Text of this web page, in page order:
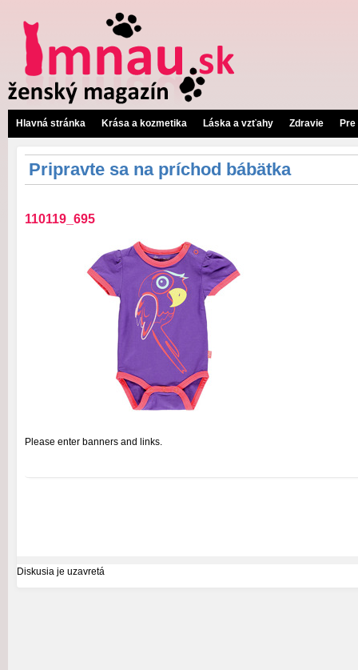
Hlavná stránka Krása a kozmetika Láska a vzťahy Zdravie
Pripravte sa na príchod bábätka
110119_695
Please enter banners and links.
Diskusia je uzavretá